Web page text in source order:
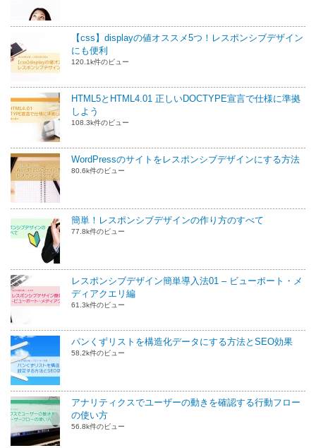
【css】displayの値オススメ5つ！レスポンシブデザイン
にも便利
120.1k件のビュー
HTML5とHTML4.01 正しいDOCTYPE宣言で仕様に準拠
しよう
108.3k件のビュー
WordPressのサイトをレスポンシブデザインにする方法
80.6k件のビュー
簡単！レスポンシブデザインの作り方のすべて
77.8k件のビュー
レスポンシブデザイン簡単導入法01 – ビューポート・メ
ディアクエリ編
61.3k件のビュー
パンくずリストを構造化データにする方法とSEO効果
58.2k件のビュー
アナリティクスでユーザーの動きを確認する行動フロー
の使い方
56.8k件のビュー